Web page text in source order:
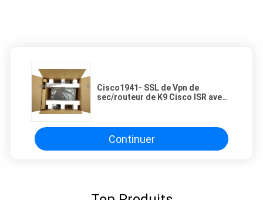
Cisco1941- SSL de Vpn de
sec/routeur de K9 Cisco ISR avec
Continuer